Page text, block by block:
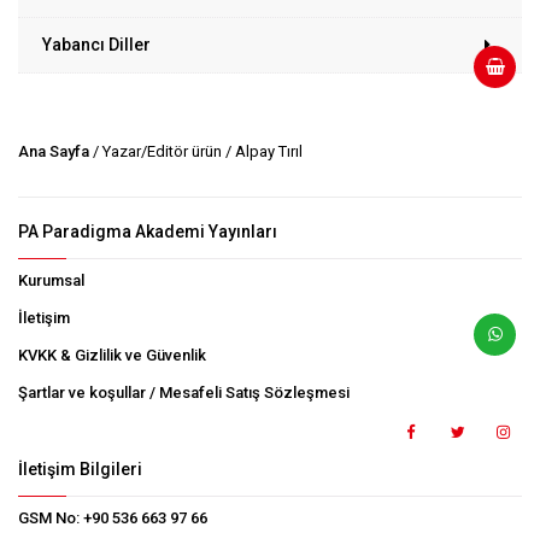
Yabancı Diller
Ana Sayfa / Yazar/Editör ürün / Alpay Tırıl
PA Paradigma Akademi Yayınları
Kurumsal
İletişim
KVKK & Gizlilik ve Güvenlik
Şartlar ve koşullar / Mesafeli Satış Sözleşmesi
İletişim Bilgileri
GSM No: +90 536 663 97 66